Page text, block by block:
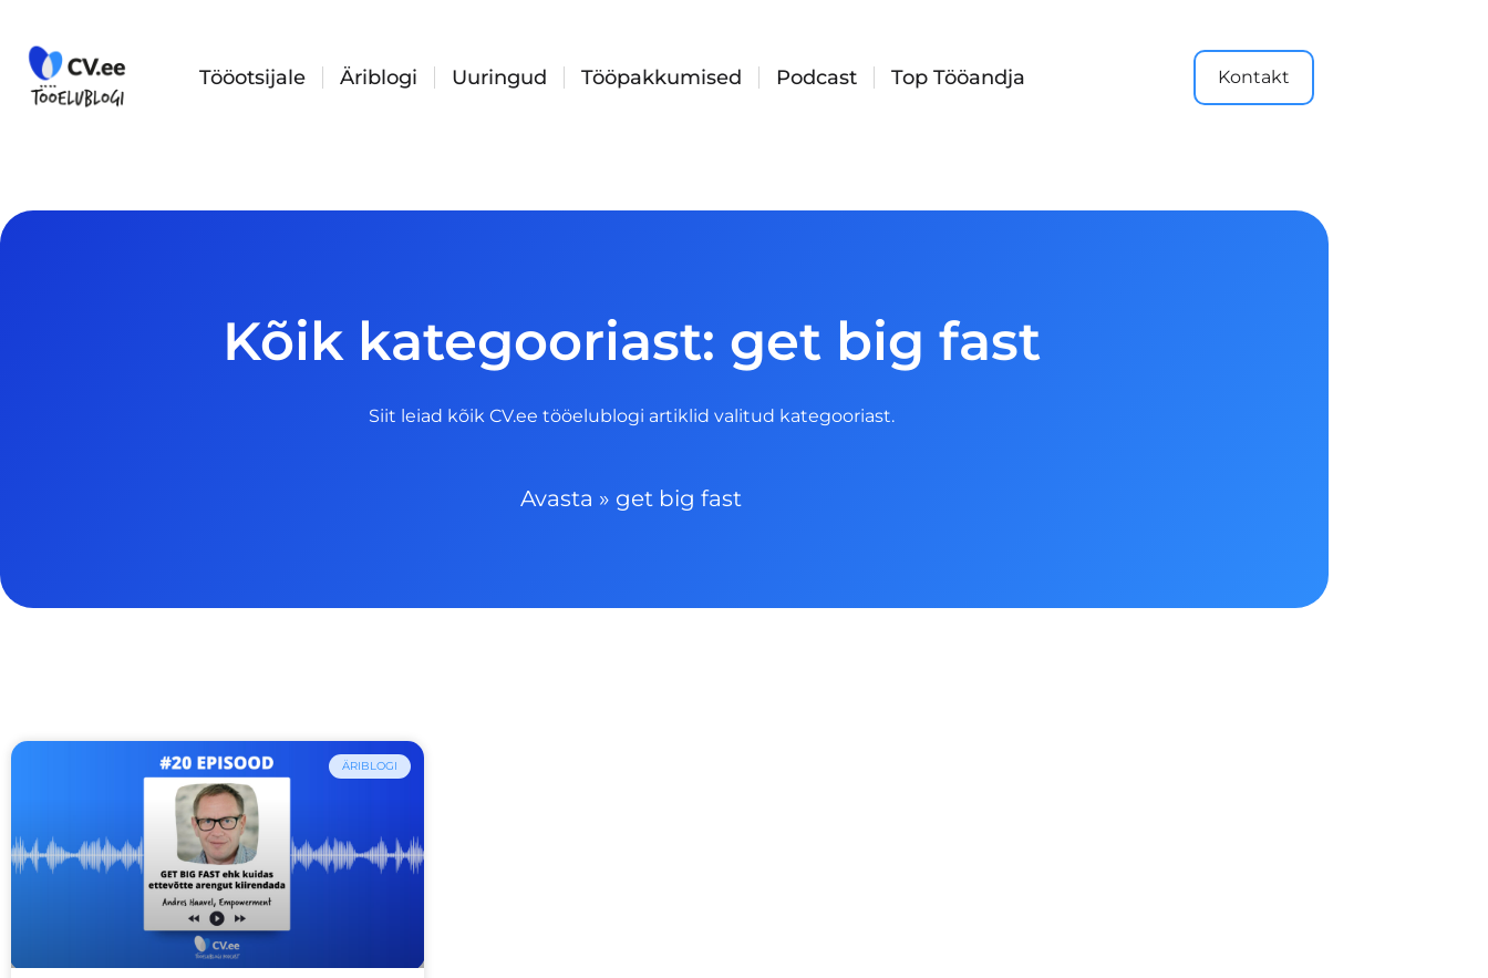
content
Tööotsijale Äriblogi Uuringud Tööpakkumised Podcast Top Tööandja Kontakt
Kõik kategooriast: get big fast
Siit leiad kõik CV.ee tööelublogi artiklid valitud kategooriast.
Avasta » get big fast
ÄRIBLOGI